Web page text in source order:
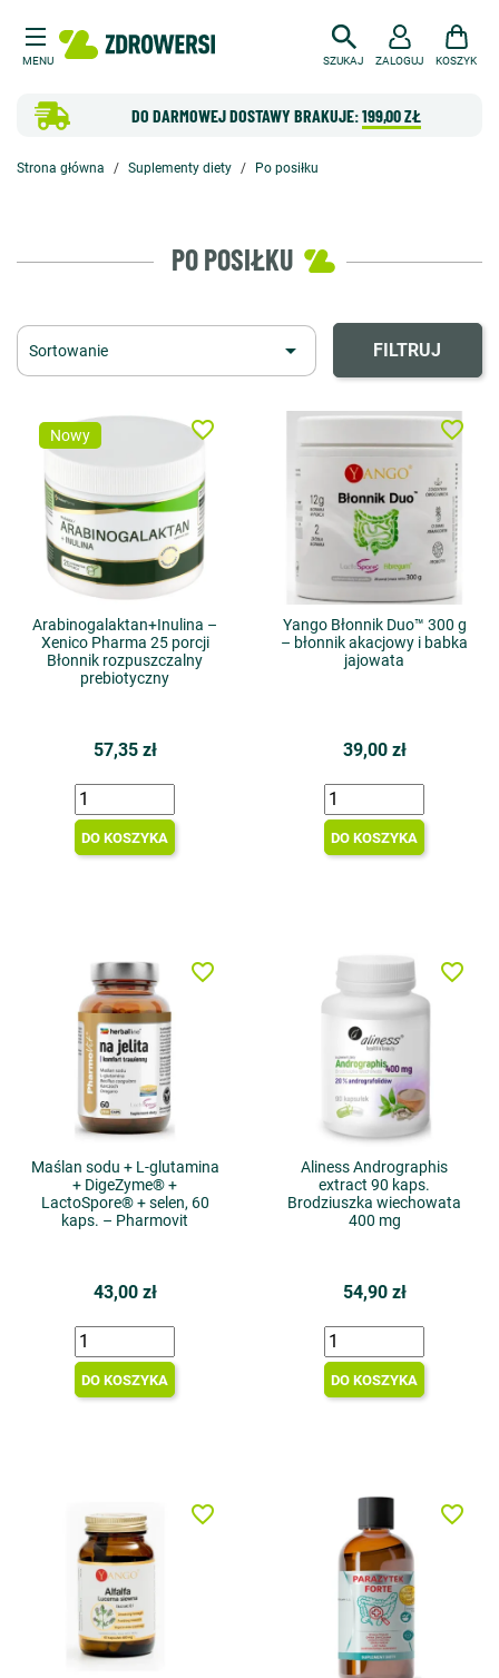
MENU SZUKAJ
DO DARMOWEJ DOSTAWY BRAKUJE:199,00 ZŁ
ZALOGUJ KOSZYK
Strona główna Suplementy diety Po posiłku
PO POSIŁKU
Sortowanie  FILTRUJ
Nowy
Arabinogalaktan+Inulina –
Xenico Pharma 25 porcji
Błonnik rozpuszczalny
prebiotyczny
57,35 zł
DO KOSZYKA
favorite_border
Yango Błonnik Duo™ 300 g
– błonnik akacjowy i babka
jajowata
39,00 zł
DO KOSZYKA
favorite_border
Maślan sodu + L-glutamina
+ DigeZyme® +
LactoSpore® + selen, 60
kaps. – Pharmovit
43,00 zł
DO KOSZYKA
favorite_border
Aliness Andrographis
extract 90 kaps.
Brodziuszka wiechowata
400 mg
54,90 zł
DO KOSZYKA
favorite_border
favorite_border favorite_border